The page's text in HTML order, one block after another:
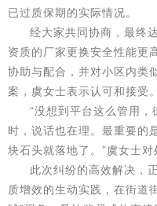
已过质保期的实际情况。
经大家共同协商，最终
资质的厂家更换安全性能更
协助与配合，并对小区内类
案，虞女士表示认可和接受。
“没想到平台这么管用
时，说话也在理。最重要的
块石头就落地了。”虞女士对
此次纠纷的高效解决，
质增效的生动实践，在街道